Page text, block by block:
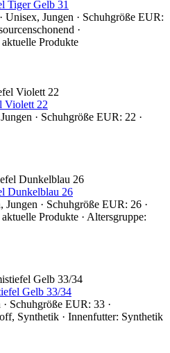
Tiger Gelb 31
Unisex, Jungen · Schuhgröße EUR:
·
Produkte
Violett 22
· Schuhgröße EUR: 22 ·
Dunkelblau 26
· Schuhgröße EUR: 26 ·
Produkte · Altersgruppe:
Gelb 33/34
Schuhgröße EUR: 33 ·
Synthetik · Innenfutter: Synthetik